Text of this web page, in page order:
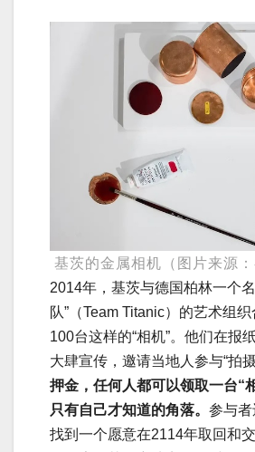
基茨的金属相机（图片来源：
2014年，基茨与德国柏林一个
队”（Team Titanic）的艺术组
100台这样的“相机”。他们在报
大肆宣传，邀请当地人参与“拍摄
押金，任何人都可以领取一台“
只有自己才知道的角落。 参与
找到一个愿意在2114年取回和